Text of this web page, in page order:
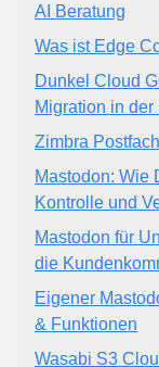
AI Beratung
Was ist Edge
Dunkel Cloud
Migration in
Zimbra Postfach
Mastodon: Wie
Kontrolle und
Mastodon für
die
Eigener
& Funktionen
Wasabi S3